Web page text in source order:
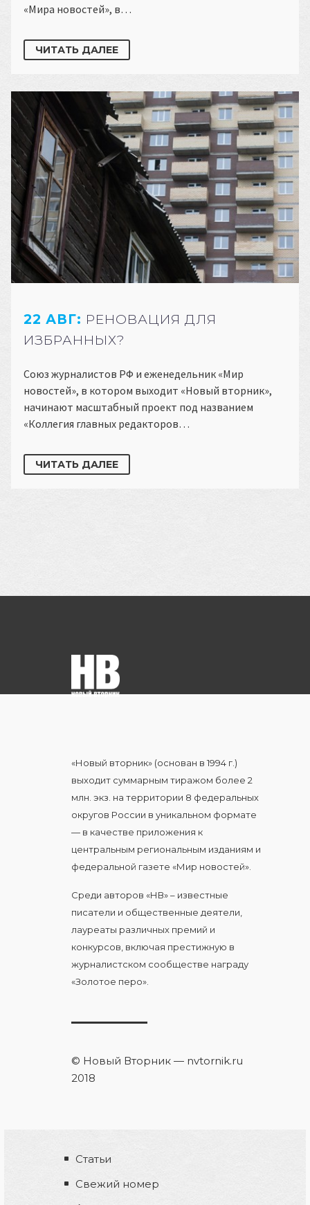
«Мира новостей», в…
ЧИТАТЬ ДАЛЕЕ
22 АВГ: РЕНОВАЦИЯ ДЛЯ
ИЗБРАННЫХ?
Союз журналистов РФ и еженедельник «Мир
новостей», в котором выходит «Новый вторник»,
начинают масштабный проект под названием
«Коллегия главных редакторов…
ЧИТАТЬ ДАЛЕЕ
«Новый вторник» (основан в 1994 г.)
выходит суммарным тиражом более 2
млн. экз. на территории 8 федеральных
округов России в уникальном формате
— в качестве приложения к
центральным региональным изданиям и
федеральной газете «Мир новостей».
Среди авторов «НВ» – известные
писатели и общественные деятели,
лауреаты различных премий и
конкурсов, включая престижную в
журналистском сообществе награду
«Золотое перо».
© Новый Вторник — nvtornik.ru
2018
Статьи
Свежий номер